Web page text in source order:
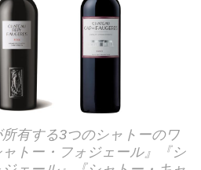
有する3つのシャトーのワ
トー・フォジェール』『シ